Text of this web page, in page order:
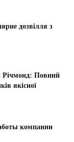
дозвілля з
Повний
якісної
компании